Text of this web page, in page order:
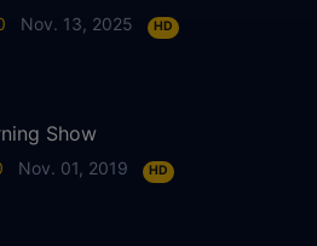
Nov. 13, 2025 HD
Show
Nov. 01, 2019 HD